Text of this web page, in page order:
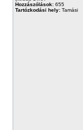
Hozzászólások: 655
Tartózkodási hely: Tamási